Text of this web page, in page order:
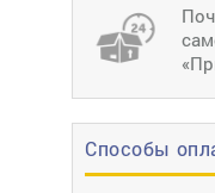
Способы